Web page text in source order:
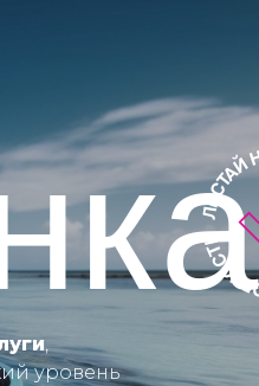
,
уровень